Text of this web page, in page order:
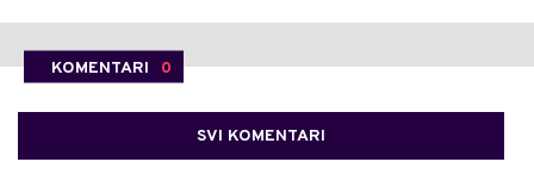
KOMENTARI 0
SVI KOMENTARI